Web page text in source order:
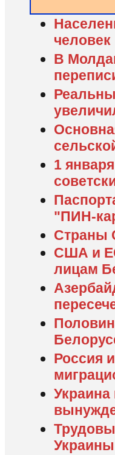
человек
В
1
"ПИН-
Страны
США и
лицам
Россия
Украина